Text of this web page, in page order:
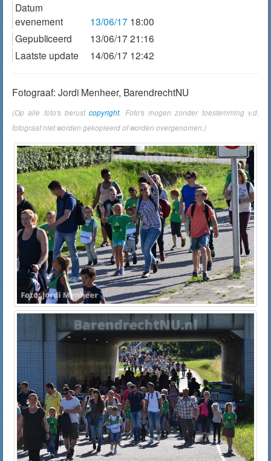
Datum
evenement
13/06/17 18:00
Gepubliceerd
13/06/17 21:16
Laatste update
14/06/17 12:42
Fotograaf: Jordi Menheer, BarendrechtNU
(Op alle foto's berustcopyright. Foto's mogen zonder toestemming v.d.
fotograaf niet worden gekopieerd of worden overgenomen.)